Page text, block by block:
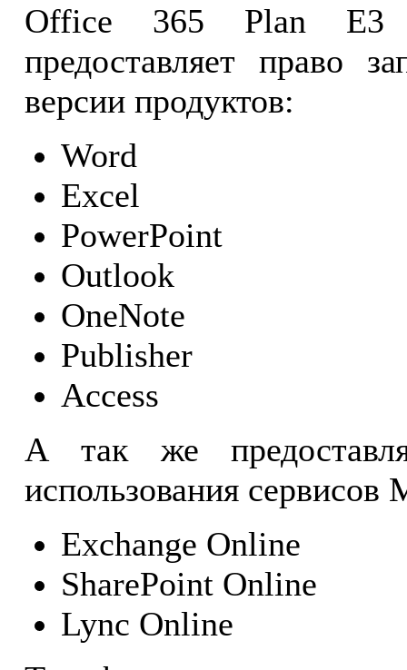
Office 365 Plan E3
предоставляет право
версии продуктов:
Word
Excel
PowerPoint
Outlook
OneNote
Publisher
Access
А так же
использования сервисов
Exchange Online
SharePoint Online
Lync Online